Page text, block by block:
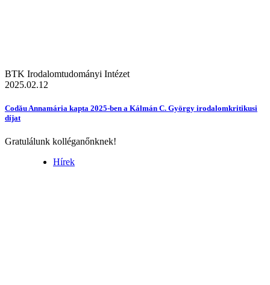
BTK Irodalomtudományi Intézet
2025.02.12
Codău Annamária kapta 2025-ben a Kálmán C. György irodalomkritikusi
díjat
Gratulálunk kolléganőnknek!
Hírek